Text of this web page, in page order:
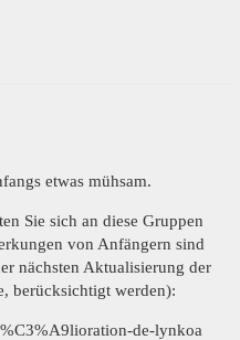
etwas mühsam.
Sie sich an diese Gruppen
von Anfängern sind
nächsten Aktualisierung der
berücksichtigt werden):
de-lynkoa